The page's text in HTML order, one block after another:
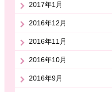
2017年1月
2016年12月
2016年11月
2016年10月
2016年9月